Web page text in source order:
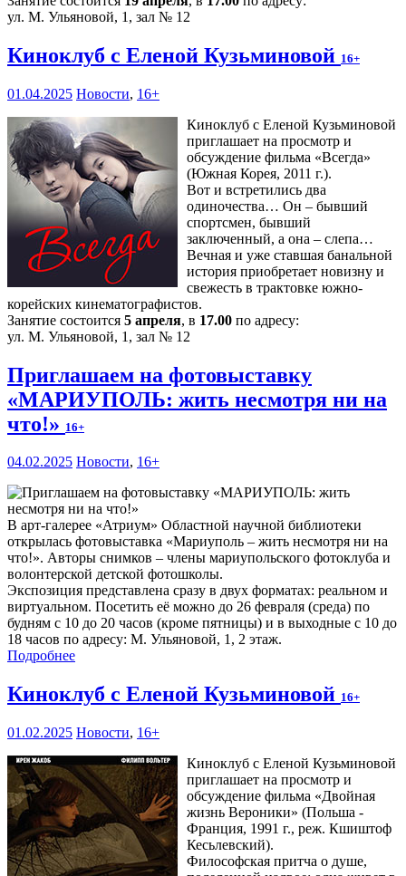
ул. М. Ульяновой, 1, зал № 12
Киноклуб с Еленой Кузьминовой 16+
01.04.2025 Новости, 16+
Киноклуб с Еленой Кузьминовой
приглашает на просмотр и
обсуждение фильма «Всегда»
(Южная Корея, 2011 г.).
Вот и встретились два
одиночества… Он – бывший
спортсмен, бывший
заключенный, а она – слепа…
Вечная и уже ставшая банальной
история приобретает новизну и
свежесть в трактовке южно-
корейских кинематографистов.
Занятие состоится 5 апреля, в 17.00 по адресу:
ул. М. Ульяновой, 1, зал № 12
Приглашаем на фотовыставку
«МАРИУПОЛЬ: жить несмотря ни на
что!» 16+
04.02.2025 Новости, 16+
В арт-галерее «Атриум» Областной научной библиотеки
открылась фотовыставка «Мариуполь – жить несмотря ни на
что!». Авторы снимков – члены мариупольского фотоклуба и
волонтерской детской фотошколы.
Экспозиция представлена сразу в двух форматах: реальном и
виртуальном. Посетить её можно до 26 февраля (среда) по
будням с 10 до 20 часов (кроме пятницы) и в выходные с 10 до
18 часов по адресу: М. Ульяновой, 1, 2 этаж.
Подробнее
Киноклуб с Еленой Кузьминовой 16+
01.02.2025 Новости, 16+
Киноклуб с Еленой Кузьминовой
приглашает на просмотр и
обсуждение фильма «Двойная
жизнь Вероники» (Польша -
Франция, 1991 г., реж. Кшиштоф
Кесьлевский).
Философская притча о душе,